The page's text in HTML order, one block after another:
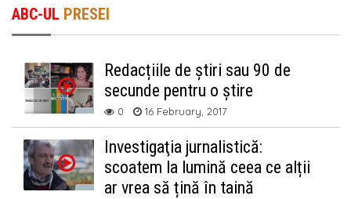
ABC-UL PRESEI
Redacțiile de știri sau 90 de
secunde pentru o știre
0 16 February, 2017
Investigaţia jurnalistică:
scoatem la lumină ceea ce alții
ar vrea să țină în taină